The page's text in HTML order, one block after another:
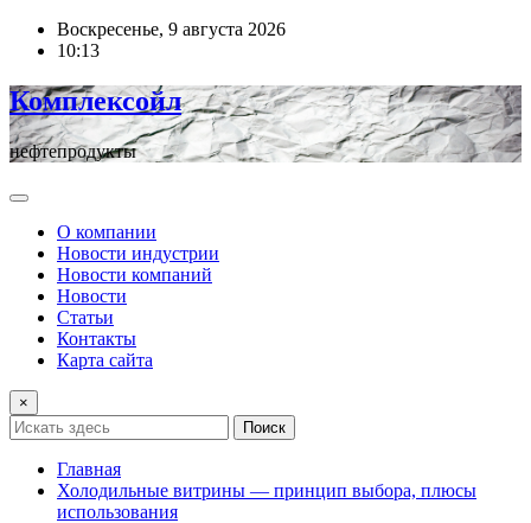
ПерейтиВоскресенье, 9 августа 2026
10:13
Комплексойл
нефтепродукты
О компании
Новости индустрии
Новости компаний
Новости
Статьи
Контакты
Карта сайта
×
Поиск
Главная
Холодильные витрины — принцип выбора, плюсы
использования